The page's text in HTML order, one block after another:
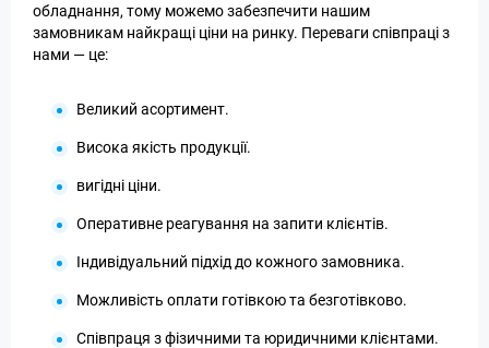
обладнання, тому можемо забезпечити нашим
замовникам найкращі ціни на ринку. Переваги співпраці з
нами — це:
Великий асортимент.
Висока якість продукції.
вигідні ціни.
Оперативне реагування на запити клієнтів.
Індивідуальний підхід до кожного замовника.
Можливість оплати готівкою та безготівково.
Співпраця з фізичними та юридичними клієнтами.